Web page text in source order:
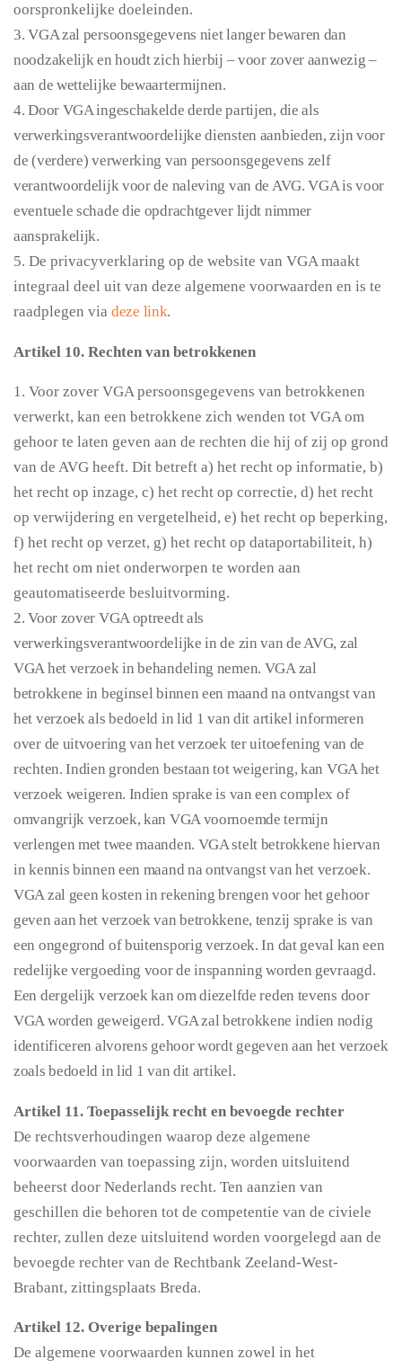
oorspronkelijke doeleinden.
3. VGA zal persoonsgegevens niet langer bewaren dan
noodzakelijk en houdt zich hierbij – voor zover aanwezig –
aan de wettelijke bewaartermijnen.
4. Door VGA ingeschakelde derde partijen, die als
verwerkingsverantwoordelijke diensten aanbieden, zijn voor
de (verdere) verwerking van persoonsgegevens zelf
verantwoordelijk voor de naleving van de AVG. VGA is voor
eventuele schade die opdrachtgever lijdt nimmer
aansprakelijk.
5. De privacyverklaring op de website van VGA maakt
integraal deel uit van deze algemene voorwaarden en is te
raadplegen via deze link.
Artikel 10. Rechten van betrokkenen
1. Voor zover VGA persoonsgegevens van betrokkenen
verwerkt, kan een betrokkene zich wenden tot VGA om
gehoor te laten geven aan de rechten die hij of zij op grond
van de AVG heeft. Dit betreft a) het recht op informatie, b)
het recht op inzage, c) het recht op correctie, d) het recht
op verwijdering en vergetelheid, e) het recht op beperking,
f) het recht op verzet, g) het recht op dataportabiliteit, h)
het recht om niet onderworpen te worden aan
geautomatiseerde besluitvorming.
2. Voor zover VGA optreedt als
verwerkingsverantwoordelijke in de zin van de AVG, zal
VGA het verzoek in behandeling nemen. VGA zal
betrokkene in beginsel binnen een maand na ontvangst van
het verzoek als bedoeld in lid 1 van dit artikel informeren
over de uitvoering van het verzoek ter uitoefening van de
rechten. Indien gronden bestaan tot weigering, kan VGA het
verzoek weigeren. Indien sprake is van een complex of
omvangrijk verzoek, kan VGA voornoemde termijn
verlengen met twee maanden. VGA stelt betrokkene hiervan
in kennis binnen een maand na ontvangst van het verzoek.
VGA zal geen kosten in rekening brengen voor het gehoor
geven aan het verzoek van betrokkene, tenzij sprake is van
een ongegrond of buitensporig verzoek. In dat geval kan een
redelijke vergoeding voor de inspanning worden gevraagd.
Een dergelijk verzoek kan om diezelfde reden tevens door
VGA worden geweigerd. VGA zal betrokkene indien nodig
identificeren alvorens gehoor wordt gegeven aan het verzoek
zoals bedoeld in lid 1 van dit artikel.
Artikel 11. Toepasselijk recht en bevoegde rechter
De rechtsverhoudingen waarop deze algemene
voorwaarden van toepassing zijn, worden uitsluitend
beheerst door Nederlands recht. Ten aanzien van
geschillen die behoren tot de competentie van de civiele
rechter, zullen deze uitsluitend worden voorgelegd aan de
bevoegde rechter van de Rechtbank Zeeland-West-
Brabant, zittingsplaats Breda.
Artikel 12. Overige bepalingen
De algemene voorwaarden kunnen zowel in het